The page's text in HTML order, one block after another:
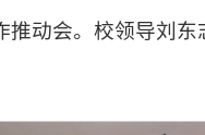
动会。校领导刘